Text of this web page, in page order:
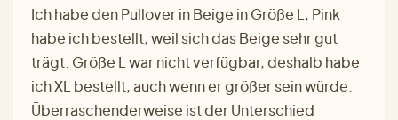
Ich habe den Pullover in Beige in Größe L, Pink
habe ich bestellt, weil sich das Beige sehr gut
trägt. Größe L war nicht verfügbar, deshalb habe
ich XL bestellt, auch wenn er größer sein würde.
Überraschenderweise ist der Unterschied